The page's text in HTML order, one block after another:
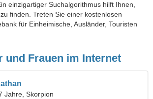
einzigartiger Suchalgorithmus hilft Ihnen,
finden. Treten Sie einer kostenlosen
für Einheimische, Ausländer, Touristen
und Frauen im Internet
Jahre, Skorpion